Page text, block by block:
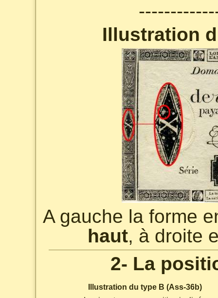
Illustration
A gauche la forme
haut, à droite
2- La
Illustration du type B (Ass-36b)